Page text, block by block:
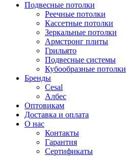
Подвесные потолки
Реечные потолки
Кассетные потолки
Зеркальные потолки
Армстронг плиты
Грильято
Подвесные системы
Кубообразные потолки
Бренды
Cesal
Албес
Оптовикам
Доставка и оплата
О нас
Контакты
Гарантия
Сертификаты